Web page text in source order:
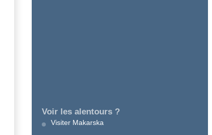
Voir les alentours ?
Visiter Makarska